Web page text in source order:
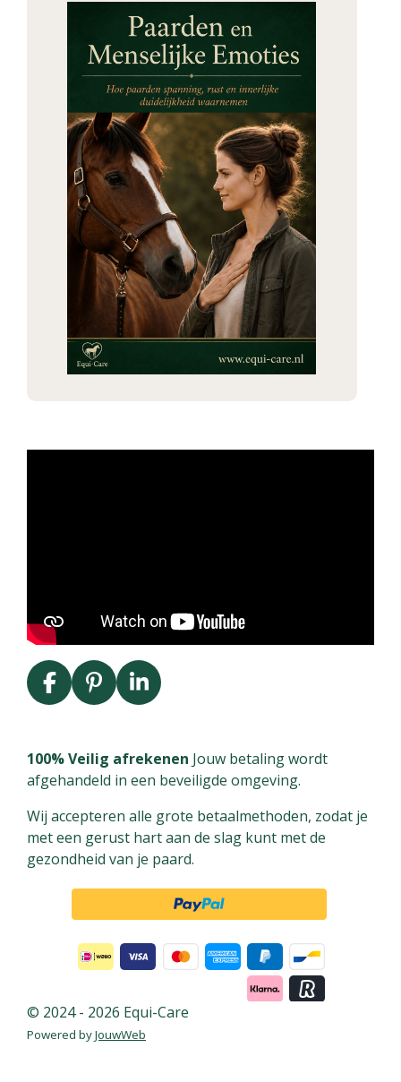
F
a
e
b
o
k
P
i
t
e
e
s
t
L
i
k
e
I
n
100% Veilig afrekenen Jouw betaling wordt
afgehandeld in een beveiligde omgeving.
Wij accepteren alle grote betaalmethoden, zodat je
met een gerust hart aan de slag kunt met de
gezondheid van je paard.
© 2024 - 2026 Equi-Care
Powered byJouwWeb